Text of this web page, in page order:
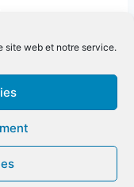
site web et notre service.